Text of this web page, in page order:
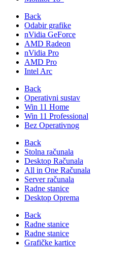
Back
Odabir grafike
nVidia GeForce
AMD Radeon
nVidia Pro
AMD Pro
Intel Arc
Back
Operativni sustav
Win 11 Home
Win 11 Professional
Bez Operativnog
Back
Stolna računala
Desktop Računala
All in One Računala
Server računala
Radne stanice
Desktop Oprema
Back
Radne stanice
Radne stanice
Grafičke kartice